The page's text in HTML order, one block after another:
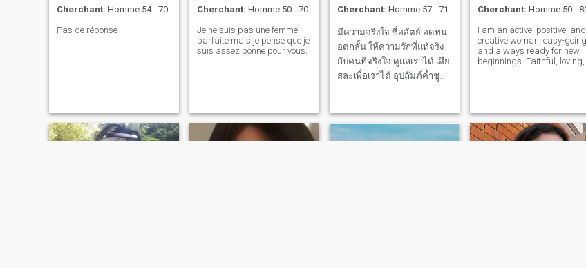
Cherchant: Homme 54 - 70
Pas de réponse
Cherchant: Homme 50 - 70
Je ne suis pas une femme
parfaite mais je pense que je
suis assez bonne pour vous.
Cherchant: Homme 57 - 71
มีความจริงใจ ซื่อสัตย์ อดทน
อดกลั้น ให้ความรักที่แท้จริง
กับคนที่จริงใจ ดูแลเราได้ เสีย
สละเพื่อเราได้ อุปถัมภ์ค้ำชู
Cherchant: Homme 50 -
I am an active, positive, and
creative woman, easy-going
and always ready for new
beginnings. Faithful, loving,
when challenges arise.